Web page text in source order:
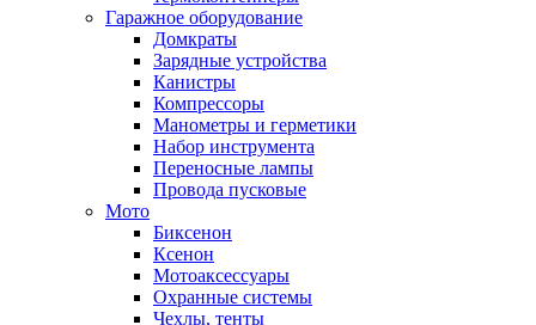
Гаражное оборудование
Домкраты
Зарядные устройства
Канистры
Компрессоры
Манометры и герметики
Набор инструмента
Переносные лампы
Провода пусковые
Мото
Биксенон
Ксенон
Мотоаксессуары
Охранные системы
Чехлы, тенты